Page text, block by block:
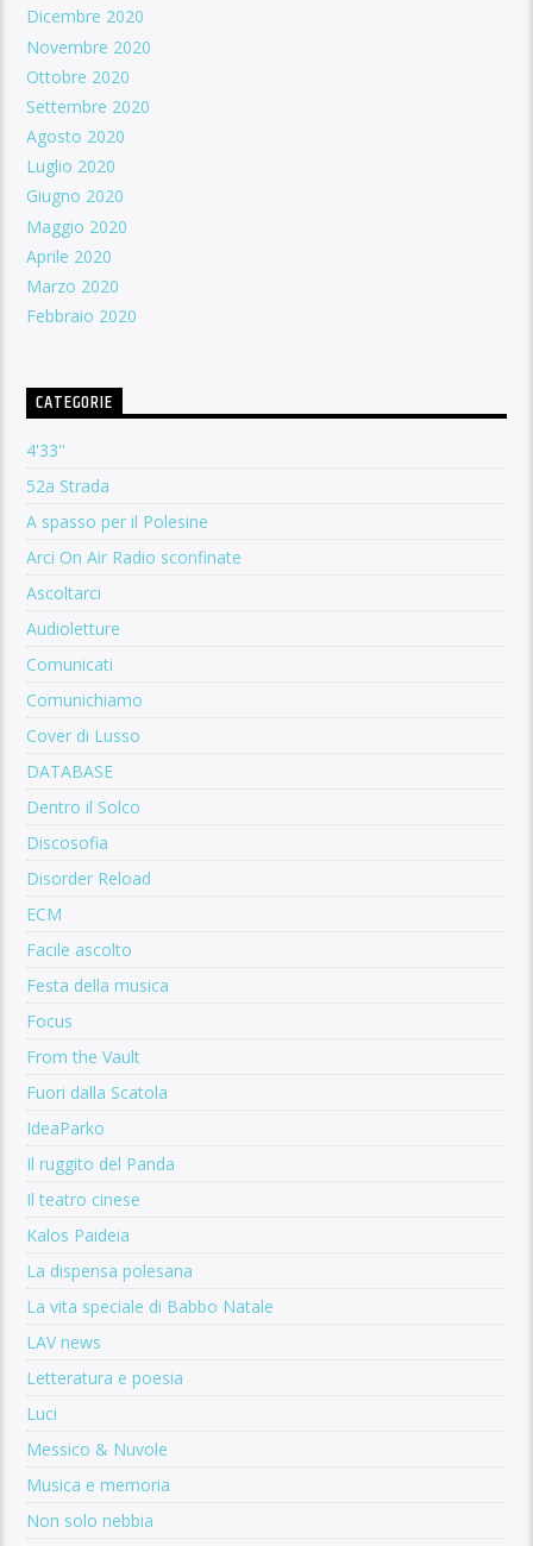
Dicembre 2020
Novembre 2020
Ottobre 2020
Settembre 2020
Agosto 2020
Luglio 2020
Giugno 2020
Maggio 2020
Aprile 2020
Marzo 2020
Febbraio 2020
CATEGORIE
4'33''
52a Strada
A spasso per il Polesine
Arci On Air Radio sconfinate
Ascoltarci
Audioletture
Comunicati
Comunichiamo
Cover di Lusso
DATABASE
Dentro il Solco
Discosofia
Disorder Reload
ECM
Facile ascolto
Festa della musica
Focus
From the Vault
Fuori dalla Scatola
IdeaParko
Il ruggito del Panda
Il teatro cinese
Kalos Paideia
La dispensa polesana
La vita speciale di Babbo Natale
LAV news
Letteratura e poesia
Luci
Messico & Nuvole
Musica e memoria
Non solo nebbia